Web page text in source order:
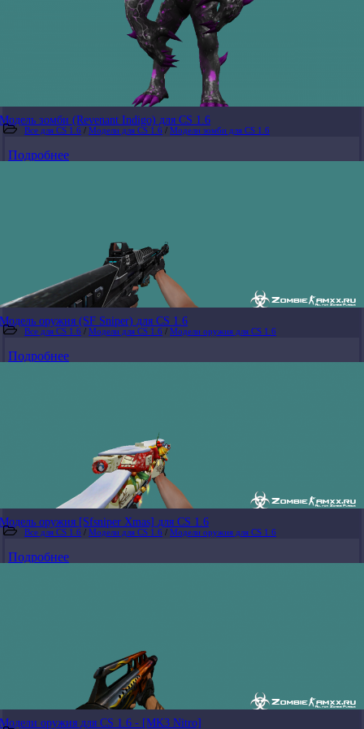
Модель зомби (Revenant Indigo) для CS 1.6
Все для CS 1.6 / Модели для CS 1.6 / Модели зомби для CS 1.6
Подробнее
Модель оружия (SF Sniper) для CS 1.6
Все для CS 1.6 / Модели для CS 1.6 / Модели оружия для CS 1.6
Подробнее
Модель оружия [Sfsniper Xmas] для CS 1.6
Все для CS 1.6 / Модели для CS 1.6 / Модели оружия для CS 1.6
Подробнее
Модели оружия для CS 1.6 - [MK3 Nitro]